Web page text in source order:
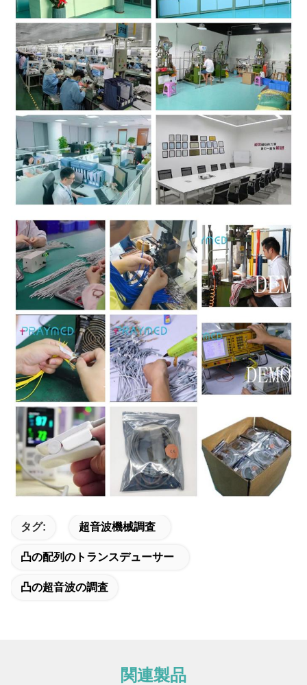
タグ: 超音波機械調査
凸の配列のトランスデューサー
凸の超音波の調査
関連製品